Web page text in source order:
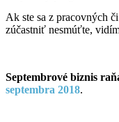
Ak ste sa z pracovných
zúčastniť nesmúťte,
Septembrové biznis
septembra 2018.